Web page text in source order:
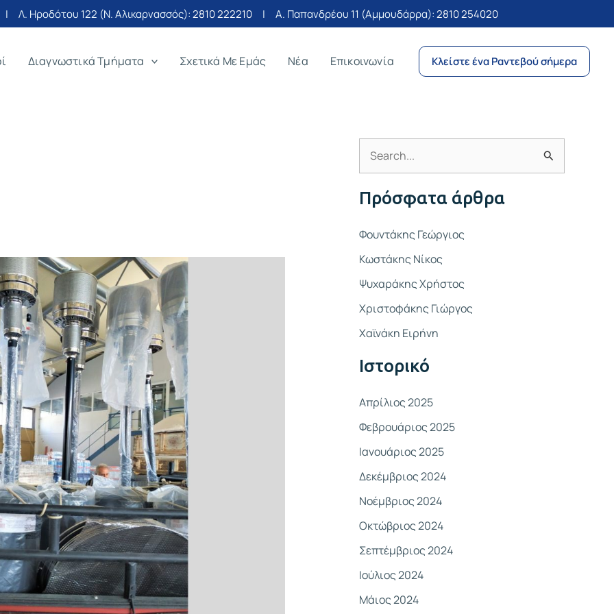
| Λ. Ηροδότου 122 (Ν. Αλικαρνασσός):2810 222210 | Α. Παπανδρέου 11 (Αμμουδάρρα):2810 254020
Διαγνωστικά Τμήματα Σχετικά Με Εμάς Νέα Επικοινωνία Κλείστε ένα Ραντεβού σήμερα
α
τ
η
σ
η
α
:
Πρόσφατα άρθρα
Φουντάκης Γεώργιος
Κωστάκης Νίκος
Ψυχαράκης Χρήστος
Χριστοφάκης Γιώργος
Χαϊνάκη Ειρήνη
Ιστορικό
Απρίλιος 2025
Φεβρουάριος 2025
Ιανουάριος 2025
Δεκέμβριος 2024
Νοέμβριος 2024
Οκτώβριος 2024
Σεπτέμβριος 2024
Ιούλιος 2024
Μάιος 2024